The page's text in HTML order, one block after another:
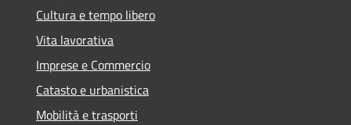
Cultura e tempo libero
Vita lavorativa
Imprese e Commercio
Catasto e urbanistica
Mobilità e trasporti